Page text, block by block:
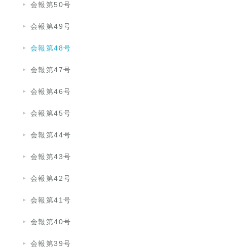
会報第50号
会報第49号
会報第48号
会報第47号
会報第46号
会報第45号
会報第44号
会報第43号
会報第42号
会報第41号
会報第40号
会報第39号